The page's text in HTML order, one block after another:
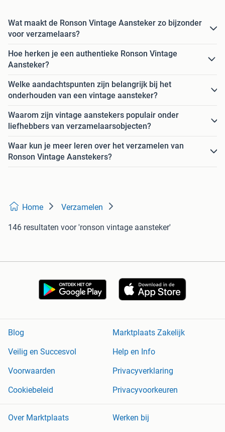
Wat maakt de Ronson Vintage Aansteker zo bijzonder
voor verzamelaars?
Hoe herken je een authentieke Ronson Vintage
Aansteker?
Welke aandachtspunten zijn belangrijk bij het
onderhouden van een vintage aansteker?
Waarom zijn vintage aanstekers populair onder
liefhebbers van verzamelaarsobjecten?
Waar kun je meer leren over het verzamelen van
Ronson Vintage Aanstekers?
Home Verzamelen
146 resultaten voor 'ronson vintage aansteker'
Blog
Marktplaats Zakelijk
Veilig en Succesvol
Help en Info
Voorwaarden
Privacyverklaring
Cookiebeleid
Privacyvoorkeuren
Over Marktplaats Werken bij